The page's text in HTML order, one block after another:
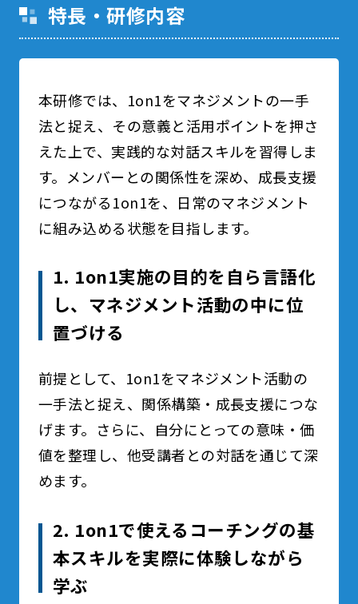
特長・研修内容
本研修では、1on1をマネジメントの一手
法と捉え、その意義と活用ポイントを押さ
えた上で、実践的な対話スキルを習得しま
す。メンバーとの関係性を深め、成長支援
につながる1on1を、日常のマネジメント
に組み込める状態を目指します。
1. 1on1実施の目的を自ら言語化
し、マネジメント活動の中に位
置づける
前提として、1on1をマネジメント活動の
一手法と捉え、関係構築・成長支援につな
げます。さらに、自分にとっての意味・価
値を整理し、他受講者との対話を通じて深
めます。
2. 1on1で使えるコーチングの基
本スキルを実際に体験しながら
学ぶ